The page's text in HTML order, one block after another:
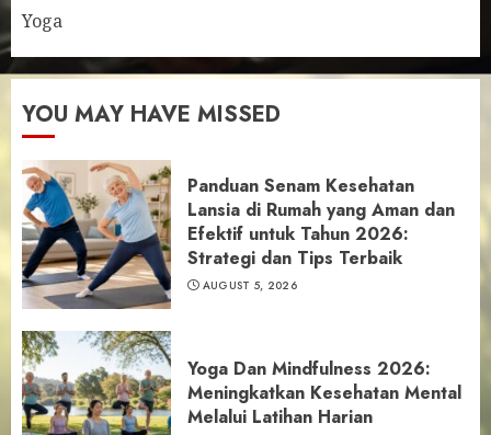
Yoga
YOU MAY HAVE MISSED
Panduan Senam Kesehatan
Lansia di Rumah yang Aman dan
Efektif untuk Tahun 2026:
Strategi dan Tips Terbaik
AUGUST 5, 2026
Yoga Dan Mindfulness 2026:
Meningkatkan Kesehatan Mental
Melalui Latihan Harian